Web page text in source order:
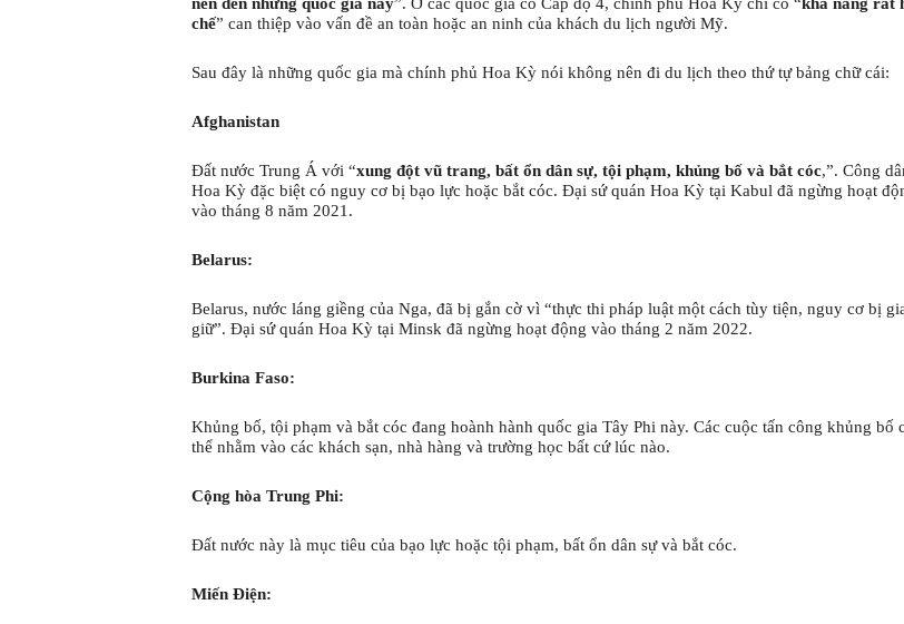
chế” can thiệp vào vấn đề an toàn hoặc an ninh của khách du lịch người Mỹ.
Sau đây là những quốc gia mà chính phủ Hoa Kỳ nói không nên đi du lịch theo thứ tự bảng chữ cái:
Afghanistan
Đất nước Trung Á với “xung đột vũ trang, bất ổn dân sự, tội phạm, khủng bố và bắt cóc,”. Công
Hoa Kỳ đặc biệt có nguy cơ bị bạo lực hoặc bắt cóc. Đại sứ quán Hoa Kỳ tại Kabul đã ngừng hoạt
vào tháng 8 năm 2021.
Belarus:
Belarus, nước láng giềng của Nga, đã bị gắn cờ vì “thực thi pháp luật một cách tùy tiện, nguy cơ bị
giữ”. Đại sứ quán Hoa Kỳ tại Minsk đã ngừng hoạt động vào tháng 2 năm 2022.
Burkina Faso:
Khủng bố, tội phạm và bắt cóc đang hoành hành quốc gia Tây Phi này. Các cuộc tấn công khủng bố
thể nhằm vào các khách sạn, nhà hàng và trường học bất cứ lúc nào.
Cộng hòa Trung Phi:
Đất nước này là mục tiêu của bạo lực hoặc tội phạm, bất ổn dân sự và bắt cóc.
Miến Điện: